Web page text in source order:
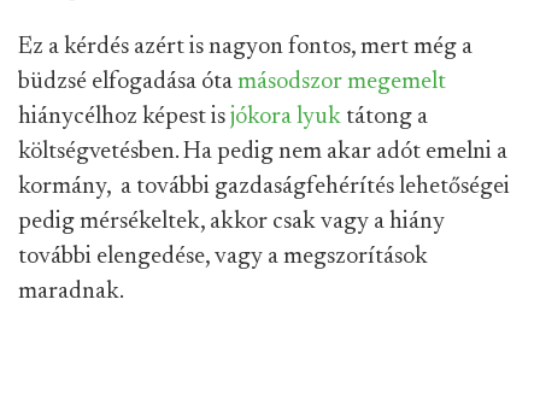
Ez a kérdés azért is nagyon fontos, mert még a
büdzsé elfogadása óta másodszor megemelt
hiánycélhoz képest is jókora lyuk tátong a
költségvetésben. Ha pedig nem akar adót emelni a
kormány, a további gazdaságfehérítés lehetőségei
pedig mérsékeltek, akkor csak vagy a hiány
további elengedése, vagy a megszorítások
maradnak.